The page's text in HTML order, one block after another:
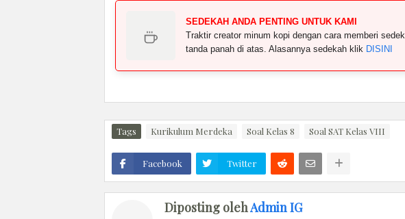
SEDEKAH ANDA PENTING UNTUK KAMI
Traktir creator minum kopi dengan cara memberi
tanda panah di atas. Alasannya sedekah klik DISINI
Tags Kurikulum Merdeka Soal Kelas 8 Soal SAT Kelas VIII
Facebook Twitter
Diposting olehAdmin IG